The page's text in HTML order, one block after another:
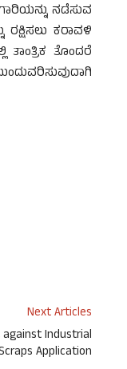
ನಡೆಸುವ
ರಕ್ಷಿಸಲು ಕರಾವಳಿ
ತೊಂದರೆ
Next Articles
Industrial
Application